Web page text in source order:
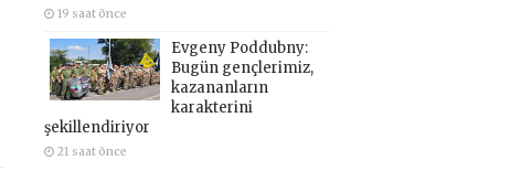
19 saat önce
Evgeny Poddubny:
Bugün gençlerimiz,
kazananların
karakterini
şekillendiriyor
21 saat önce